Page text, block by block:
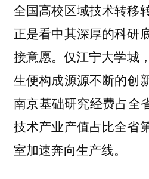
全国高校区域技术转移
正是看中其深厚的科研
接意愿。仅江宁大学城
生便构成源源不断的创
南京基础研究经费占全
技术产业产值占比全省
室加速奔向生产线。